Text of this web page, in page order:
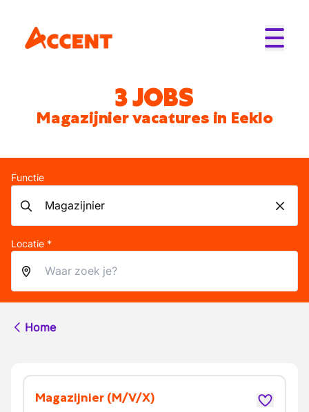
3 JOBS
Magazijnier vacatures in Eeklo
Functie
Locatie *
Home
Magazijnier (M/V/X)